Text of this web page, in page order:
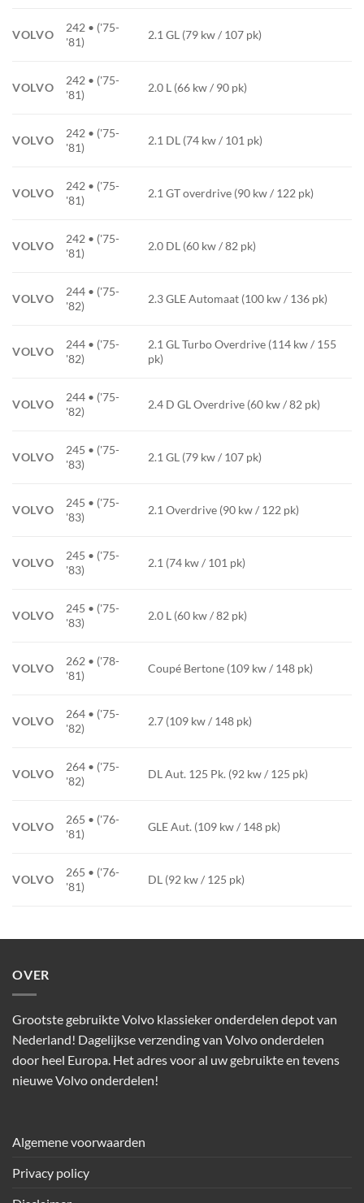
VOLVO
242 • ('75-
'81)
2.1 GL (79 kw / 107 pk)
VOLVO
242 • ('75-
'81)
2.0 L (66 kw / 90 pk)
VOLVO
242 • ('75-
'81)
2.1 DL (74 kw / 101 pk)
VOLVO
242 • ('75-
'81)
2.1 GT overdrive (90 kw / 122 pk)
VOLVO
242 • ('75-
'81)
2.0 DL (60 kw / 82 pk)
VOLVO
244 • ('75-
'82)
2.3 GLE Automaat (100 kw / 136 pk)
VOLVO
244 • ('75-
'82)
2.1 GL Turbo Overdrive (114 kw / 155
pk)
VOLVO
244 • ('75-
'82)
2.4 D GL Overdrive (60 kw / 82 pk)
VOLVO
245 • ('75-
'83)
2.1 GL (79 kw / 107 pk)
VOLVO
245 • ('75-
'83)
2.1 Overdrive (90 kw / 122 pk)
VOLVO
245 • ('75-
'83)
2.1 (74 kw / 101 pk)
VOLVO
245 • ('75-
'83)
2.0 L (60 kw / 82 pk)
VOLVO
262 • ('78-
'81)
Coupé Bertone (109 kw / 148 pk)
VOLVO
264 • ('75-
'82)
2.7 (109 kw / 148 pk)
VOLVO
264 • ('75-
'82)
DL Aut. 125 Pk. (92 kw / 125 pk)
VOLVO
265 • ('76-
'81)
GLE Aut. (109 kw / 148 pk)
VOLVO
265 • ('76-
'81)
DL (92 kw / 125 pk)
OVER
Grootste gebruikte Volvo klassieker onderdelen depot van
Nederland! Dagelijkse verzending van Volvo onderdelen
door heel Europa. Het adres voor al uw gebruikte en tevens
nieuwe Volvo onderdelen!
Algemene voorwaarden
Privacy policy